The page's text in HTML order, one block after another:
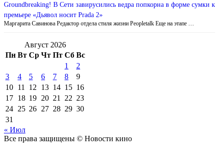
Groundbreaking! В Сети завирусились ведра попкорна в форме сумки к
премьере «Дьявол носит Prada 2»
Маргарита Савинова Редактор отдела стиля жизни Peopletalk Еще на этапе …
Август 2026
Пн Вт Ср Чт Пт Сб Вс
1
2
3
4 5 6 7 8
9
10 11 12 13 14 15 16
17 18 19 20 21 22 23
24 25 26 27 28 29 30
31
« Июл
Все права защищены © Новости кино